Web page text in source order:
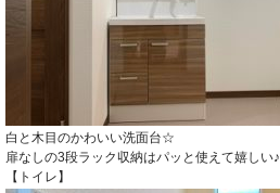
白と木目のかわいい洗面台☆
扉なしの3段ラック収納はパッと使えて嬉しい♪
【トイレ】